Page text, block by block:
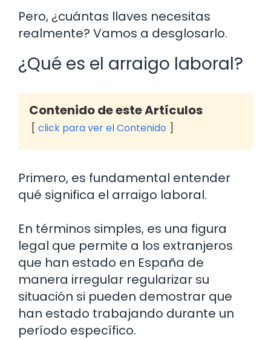
Pero, ¿cuántas llaves necesitas
realmente? Vamos a desglosarlo.
¿Qué es el arraigo laboral?
Contenido de este Artículos
click para ver el Contenido
Primero, es fundamental entender
qué significa el arraigo laboral.
En términos simples, es una figura
legal que permite a los extranjeros
que han estado en España de
manera irregular regularizar su
situación si pueden demostrar que
han estado trabajando durante un
período específico.